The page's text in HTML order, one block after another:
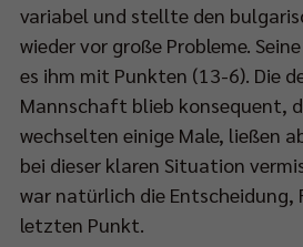
variabel und stellte den
wieder vor große Probleme.
es ihm mit Punkten (13-6). Die
Mannschaft blieb konsequent,
wechselten einige Male, ließen
bei dieser klaren Situation
war natürlich die Entscheidung,
letzten Punkt.